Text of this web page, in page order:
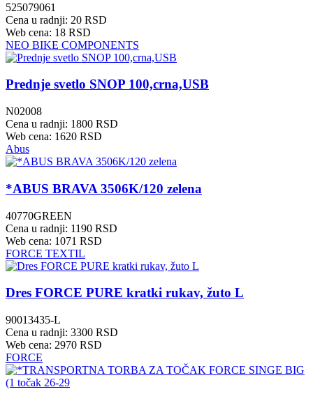
525079061
Cena u radnji: 20 RSD
Web cena: 18 RSD
NEO BIKE COMPONENTS
Prednje svetlo SNOP 100,crna,USB
N02008
Cena u radnji: 1800 RSD
Web cena: 1620 RSD
Abus
*ABUS BRAVA 3506K/120 zelena
40770GREEN
Cena u radnji: 1190 RSD
Web cena: 1071 RSD
FORCE TEXTIL
Dres FORCE PURE kratki rukav, žuto L
90013435-L
Cena u radnji: 3300 RSD
Web cena: 2970 RSD
FORCE